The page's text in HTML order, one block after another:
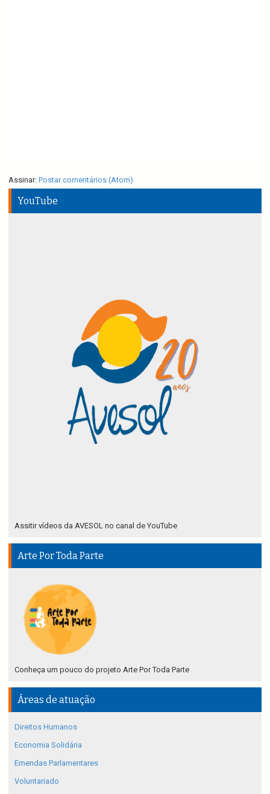
Assinar: Postar comentários (Atom)
YouTube
Assitir vídeos da AVESOL no canal de YouTube
Arte Por Toda Parte
Conheça um pouco do projeto Arte Por Toda Parte
Áreas de atuação
Direitos Humanos
Economia Solidária
Emendas Parlamentares
Voluntariado